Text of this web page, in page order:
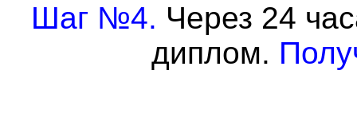
Шаг №4. Через 24
диплом.